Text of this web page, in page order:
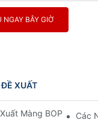
NGAY BÂY GIỜ
XUẤT
Màng BOPP: Các